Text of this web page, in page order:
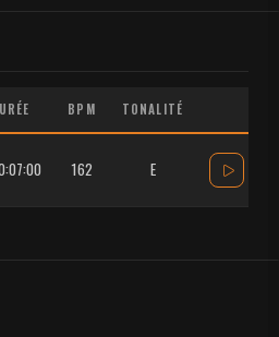
BPM TONALITÉ
162 E